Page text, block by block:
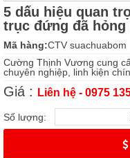
5 dấu hiệu quan
trục đứng đã hỏng
Mã hàng:CTV suachuabom
Cường Thịnh Vương cung
chuyên nghiệp, linh kiện
Giá : Liên hệ - 0975
Số lượng: